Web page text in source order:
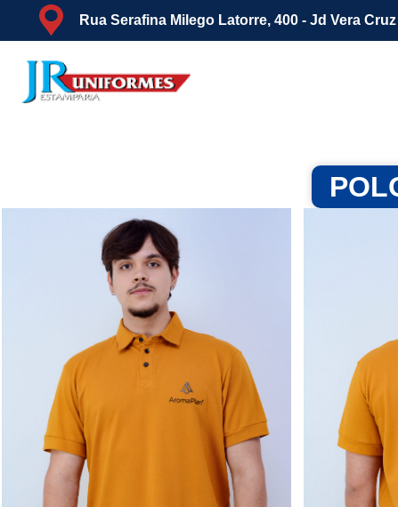
Rua Serafina Milego Latorre, 400 - Jd Vera